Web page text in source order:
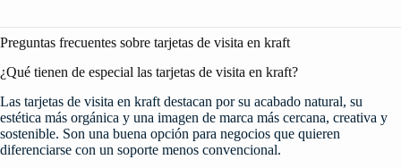
Preguntas frecuentes sobre tarjetas de visita en kraft
¿Qué tienen de especial las tarjetas de visita en kraft?
Las tarjetas de visita en kraft destacan por su acabado natural, su
estética más orgánica y una imagen de marca más cercana, creativa y
sostenible. Son una buena opción para negocios que quieren
diferenciarse con un soporte menos convencional.